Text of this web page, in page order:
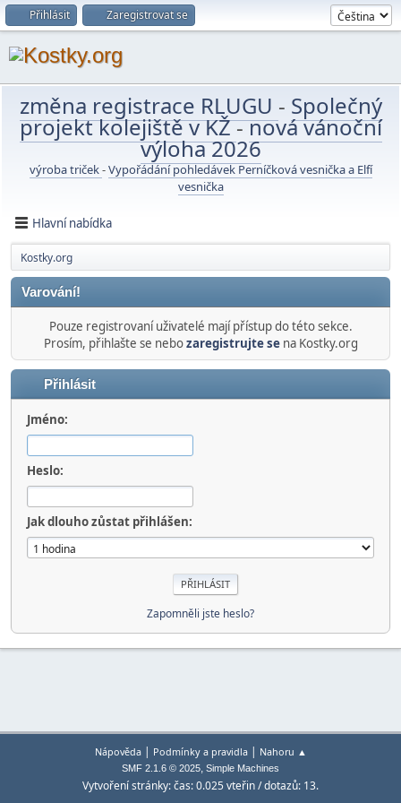
Přihlásit Zaregistrovat se
změna registrace RLUGU - Společný
projekt kolejiště v KŽ-nová vánoční
výloha 2026
výroba triček-Vypořádání pohledávek Perníčková vesnička a Elfí
vesnička
Hlavní nabídka
Kostky.org
Varování!
Pouze registrovaní uživatelé mají přístup do této sekce.
Prosím, přihlašte se nebozaregistrujte sena Kostky.org
Přihlásit
Jméno:
Heslo:
Jak dlouho zůstat přihlášen:
Zapomněli jste heslo?
Nápověda| Podmínky a pravidla| Nahoru ▲
SMF 2.1.6 © 2025, Simple Machines
Vytvoření stránky: čas: 0.025 vteřin / dotazů: 13.